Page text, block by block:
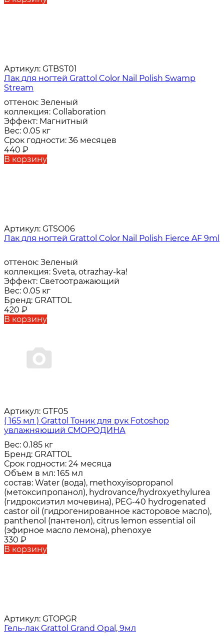
Артикул: GTBST01
Лак для ногтей Grattol Color Nail Polish Swamp
Stream
оттенок: Зеленый
коллекция: Collaboration
Эффект: Магнитный
Вес: 0.05 кг
Срок годности: 36 месяцев
440 ₽
В корзину
Артикул: GTSO06
Лак для ногтей Grattol Color Nail Polish Fierce AF 9ml
оттенок: Зеленый
коллекция: Sveta, otrazhay-ka!
Эффект: Светоотражающий
Вес: 0.05 кг
Бренд: GRATTOL
420 ₽
В корзину
Артикул: GTF05
( 165 мл ) Grattol Тоник для рук Fotoshop
увлажняющий СМОРОДИНА
Вес: 0.185 кг
Бренд: GRATTOL
Срок годности: 24 месяца
Объем в мл: 165 мл
состав: Water (вода), methoxyisopropanol
(метоксипропанол), hydrovance/hydroxyethylurea
(гидроксиэтил мочевина), PEG-40 hydrogenated
castor oil (гидрогенированное касторовое масло),
panthenol (пантенол), citrus lemon essential oil
(эфирное масло лемона), phenoxye
330 ₽
В корзину
Артикул: GTOPGR
Гель-лак Grattol Grand Оpal, 9мл